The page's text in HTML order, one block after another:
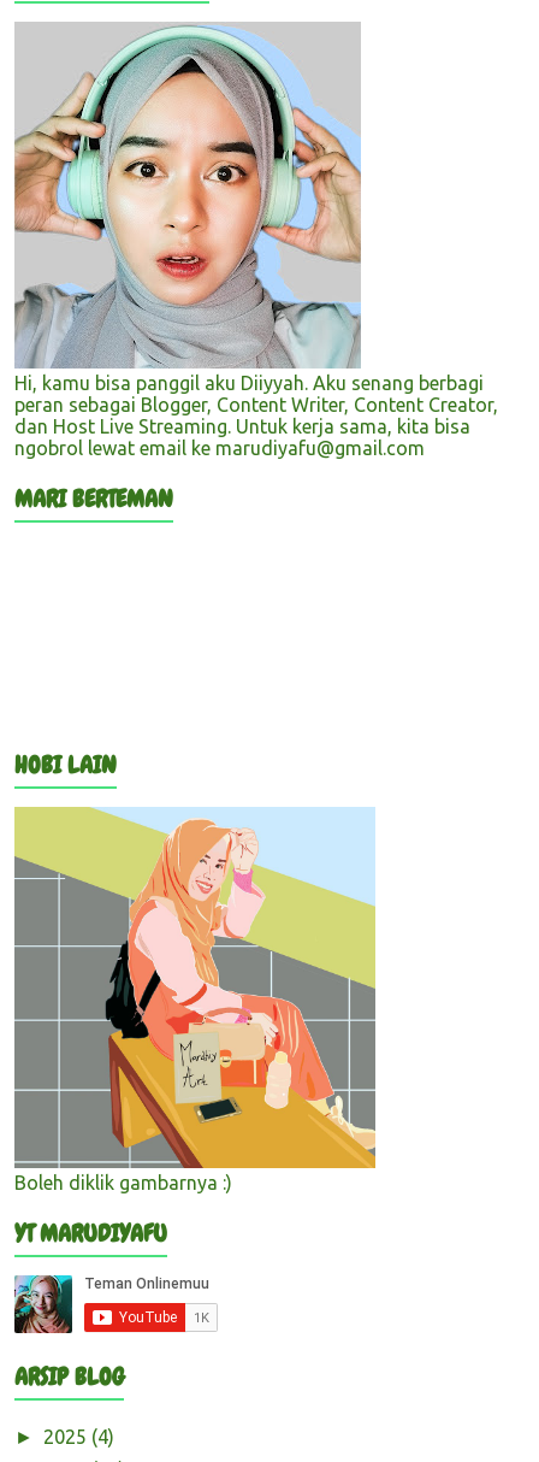
Hi, kamu bisa panggil aku Diiyyah. Aku senang berbagi
peran sebagai Blogger, Content Writer, Content Creator,
dan Host Live Streaming. Untuk kerja sama, kita bisa
ngobrol lewat email ke marudiyafu@gmail.com
MARI BERTEMAN
HOBI LAIN
Boleh diklik gambarnya :)
YT MARUDIYAFU
ARSIP BLOG
► 2025 (4)